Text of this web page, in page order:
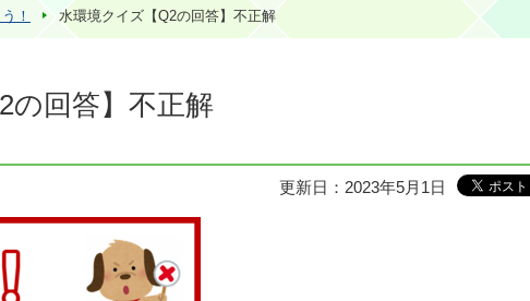
！
水環境クイズ【Q2の回答】不正解
の回答】不正解
更新日：2023年5月1日